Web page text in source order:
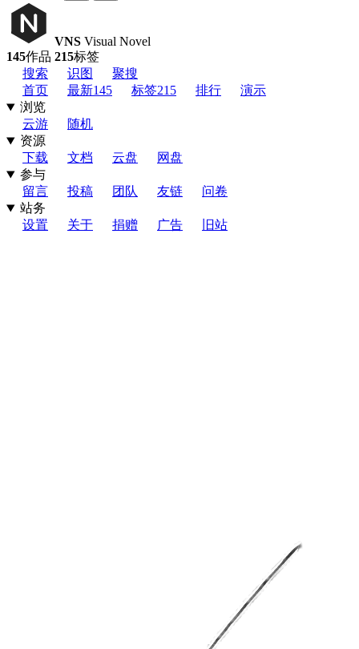
VNS Visual Novel
145作品 215标签
搜索
识图
聚搜
首页
最新145 标签215 排行
演示
浏览
云游
随机
资源
下载
文档 云盘
网盘
参与
留言
投稿 团队 友链
问卷
站务
设置
关于 捐赠 广告 旧站